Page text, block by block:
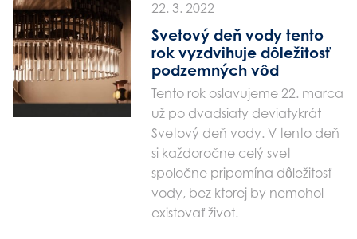
22. 3. 2022
Svetový deň vody tento
rok vyzdvihuje dôležitosť
podzemných vôd
Tento rok oslavujeme 22. marca
už po dvadsiaty deviatykrát
Svetový deň vody. V tento deň
si každoročne celý svet
spoločne pripomína dôležitosť
vody, bez ktorej by nemohol
existovať život.